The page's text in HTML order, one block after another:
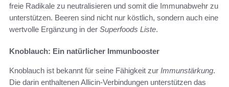
freie Radikale zu neutralisieren und somit die Immunabwehr zu
unterstützen. Beeren sind nicht nur köstlich, sondern auch eine
wertvolle Ergänzung in der Superfoods Liste.
Knoblauch: Ein natürlicher Immunbooster
Knoblauch ist bekannt für seine Fähigkeit zur Immunstärkung.
Die darin enthaltenen Allicin-Verbindungen unterstützen das